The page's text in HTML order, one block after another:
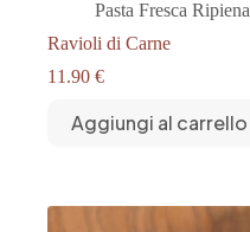
Pasta Fresca Ripiena
Ravioli di Carne
11.90 €
Aggiungi al carrello